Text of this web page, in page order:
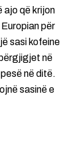
ajo që krijon
për
sasi kofeine
në
në ditë.
sasinë e